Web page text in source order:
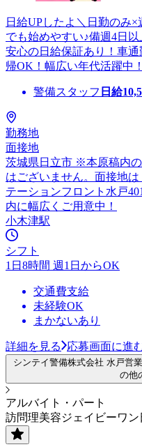
日給UPしたよ＼日勤のみ
でも始めやすい♪備週4日
安心の日給保証あり！車
帰OK！幅広い年代活躍中！
警備スタッフ 日給
勤務地
面接地
茨城県日立市 ※本原稿内
はございません。面接地
テーションフロント水戸
内に幅広くご用意中！
小木津駅
シフト
1日8時間 週1日からOK
交通費支給
未経験OK
まかないあり
詳細を見る 応募画面に進
シンテイ警備株式会社 水戸営
の他
アルバイト・パート
訪問理美容ジェイビーワ